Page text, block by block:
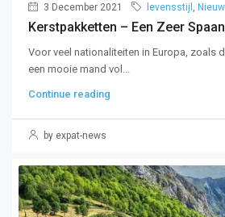
3 December 2021 levensstijl ,
Kerstpakketten – Een Zeer
Voor veel nationaliteiten in Europa, zoals
een mooie mand vol...
Continue reading
by expat-news